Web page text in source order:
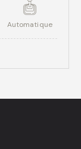
Automatique